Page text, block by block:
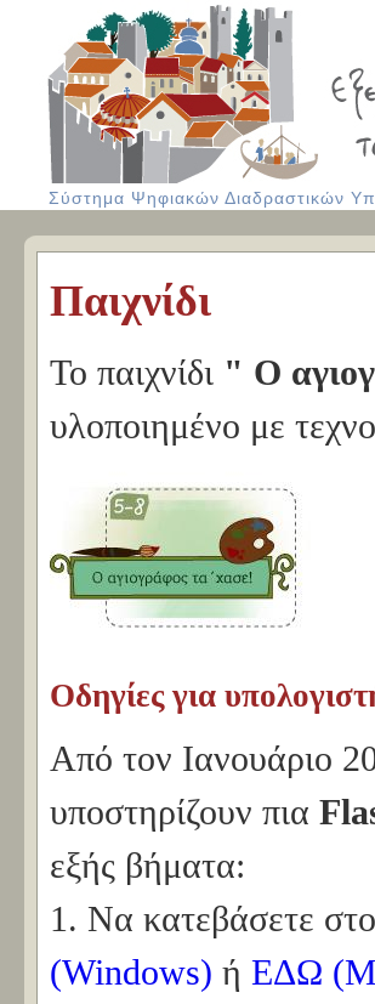
Σύστημα Ψηφιακών Διαδραστικών
Παιχνίδι
Το παιχνίδι " Ο
υλοποιημένο με
Οδηγίες για
Από τον Ιανουάριο
υποστηρίζουν πια
εξής βήματα:
1. Να κατεβάσετε
(Windows) ή ΕΔΩ